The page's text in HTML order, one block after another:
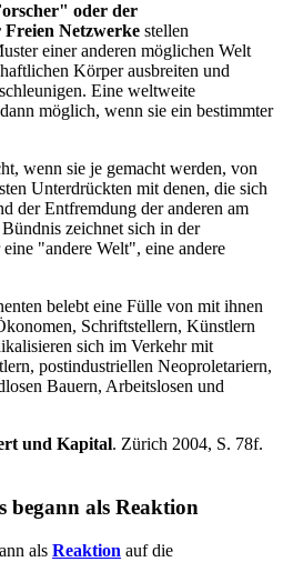
oder der
Netzwerke stellen
einer anderen möglichen Welt
Körper ausbreiten und
Eine weltweite
möglich, wenn sie ein bestimmter
wenn sie je gemacht werden, von
Unterdrückten mit denen, die sich
der Entfremdung der anderen am
zeichnet sich in der
"andere Welt", eine andere
belebt eine Fülle von mit ihnen
Schriftstellern, Künstlern
sich im Verkehr mit
postindustriellen Neoproletariern,
Bauern, Arbeitslosen und
und Kapital. Zürich 2004, S. 78f.
begann als Reaktion
als Reaktion auf die